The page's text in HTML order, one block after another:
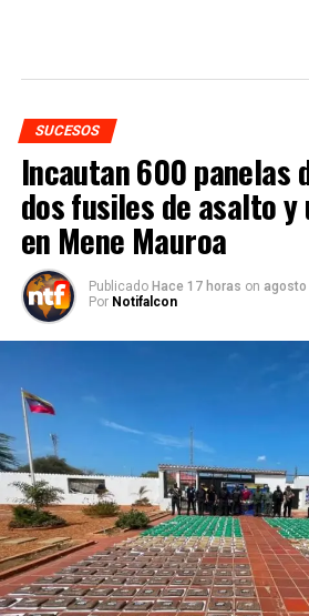
SUCESOS
Incautan 600 panelas
dos fusiles de asalto
en Mene Mauroa
Publicado Hace 17 horas on agosto
Por Notifalcon